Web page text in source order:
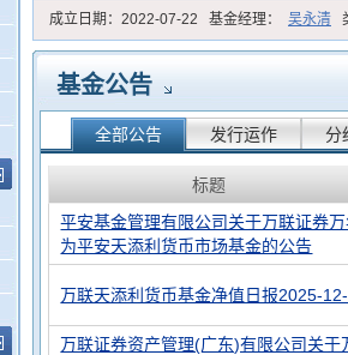
成立日期： 2022-07-22 基金经理： 吴永清
基金公告
全部公告 发行运作 分
标题
平安基金管理有限公司关于万联证券
为平安天添利货币市场基金的公告
万联天添利货币基金净值日报2025-
万联证券资产管理(广东)有限公司关